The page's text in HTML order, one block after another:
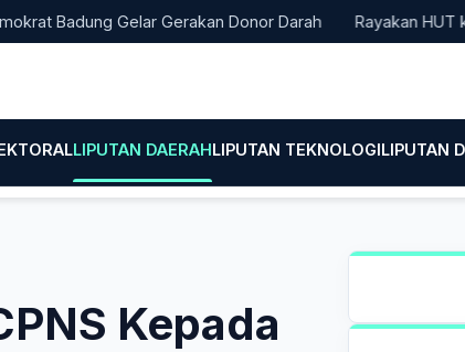
Badung Gelar Gerakan Donor Darah Rayakan HUT ke-
LIPUTAN DAERAHLIPUTAN TEKNOLOGILIPUTAN
Kepada